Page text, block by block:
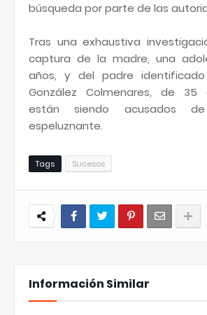
búsqueda por parte de las
Tras una exhaustiva
captura de la madre, una
años, y del padre
González Colmenares, de 35
están siendo acusados
espeluznante.
Tags Sucesos
Información Similar